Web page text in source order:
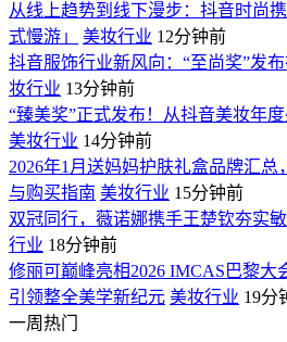
从线上趋势到线下漫步：抖音时尚
式慢游」
美妆行业 12分钟前
抖音服饰行业新风向：“至尚奖”发
妆行业 13分钟前
“臻美奖”正式发布！从抖音美妆年
美妆行业 14分钟前
2026年1月送妈妈护肤礼盒品牌汇
与购买指南 美妆行业 15分钟前
双冠同行，薇诺娜携手王楚钦夯实
行业 18分钟前
修丽可巅峰亮相2026 IMCAS巴黎大
引领整全美学新纪元 美妆行业 19分
一周热门